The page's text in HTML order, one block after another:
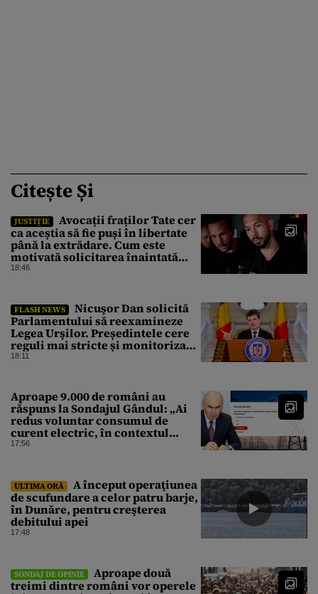
Citește Și
JUSTIȚIE
Avocații fraților Tate cer
ca aceștia să fie puși în libertate
până la extrădare. Cum este
motivată solicitarea înaintată
instanței
18:46
FLASH NEWS
Nicuşor Dan solicită
Parlamentului să reexamineze
Legea Urşilor. Președintele cere
reguli mai stricte și monitorizare
în timp real
18:11
Aproape 9.000 de români au
răspuns la Sondajul Gândul: „Ai
redus voluntar consumul de
curent electric, în contextul
crizei energetice?” Rezultatul a
17:56
ULTIMA ORĂ
A început operaţiunea
de scufundare a celor patru barje,
în Dunăre, pentru creşterea
debitului apei
17:48
SONDAJ DE OPINIE
Aproape două
treimi dintre români vor operele